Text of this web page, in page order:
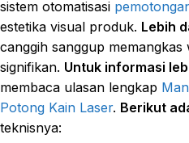
sistem otomatisasi
estetika visual produk. Lebih
canggih sanggup
signifikan. Untuk informasi
membaca ulasan lengkap
Potong Kain Laser. Berikut
teknisnya: